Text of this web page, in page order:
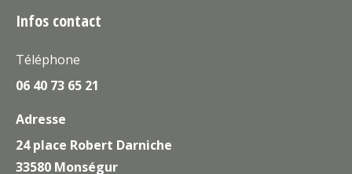
Infos contact
Téléphone
06 40 73 65 21
Adresse
24 place Robert Darniche
33580 Monségur